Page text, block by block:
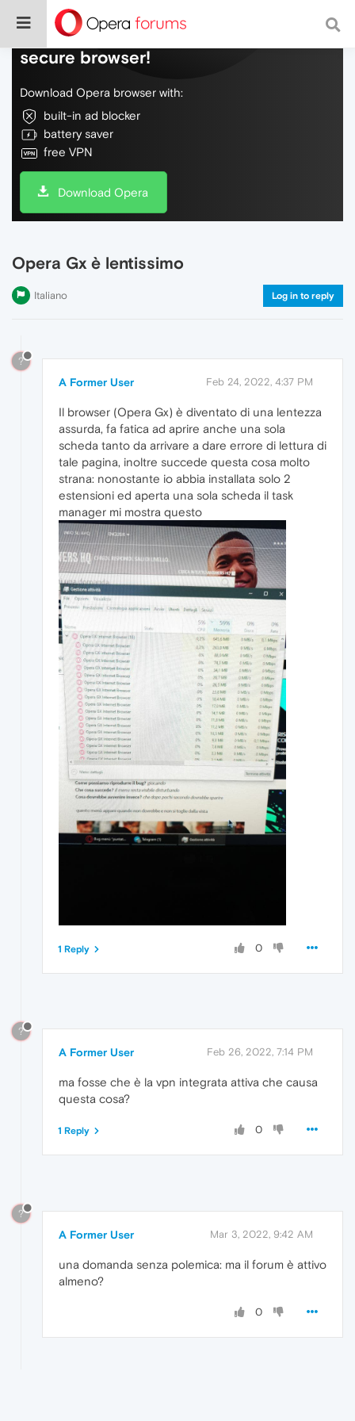
Do more on the web, with a fast and
secure browser!
Download Opera browser with:
built-in ad blocker
battery saver
free VPN
Download Opera
Opera Gx è lentissimo
Italiano Log in to reply
?
A Former User Feb 24, 2022, 4:37 PM
Il browser (Opera Gx) è diventato di una lentezza
assurda, fa fatica ad aprire anche una sola
scheda tanto da arrivare a dare errore di lettura di
tale pagina, inoltre succede questa cosa molto
strana: nonostante io abbia installata solo 2
estensioni ed aperta una sola scheda il task
manager mi mostra questo
0
1 Reply
?
A Former User Feb 26, 2022, 7:14 PM
ma fosse che è la vpn integrata attiva che causa
questa cosa?
0
1 Reply
?
A Former User Mar 3, 2022, 9:42 AM
una domanda senza polemica: ma il forum è attivo
almeno?
0